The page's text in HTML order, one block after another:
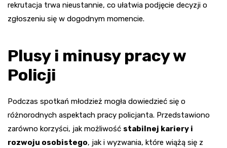
rekrutacja trwa nieustannie, co ułatwia podjęcie decyzji o
zgłoszeniu się w dogodnym momencie.
Plusy i minusy pracy w
Policji
Podczas spotkań młodzież mogła dowiedzieć się o
różnorodnych aspektach pracy policjanta. Przedstawiono
zarówno korzyści, jak możliwość stabilnej kariery i
rozwoju osobistego, jak i wyzwania, które wiążą się z